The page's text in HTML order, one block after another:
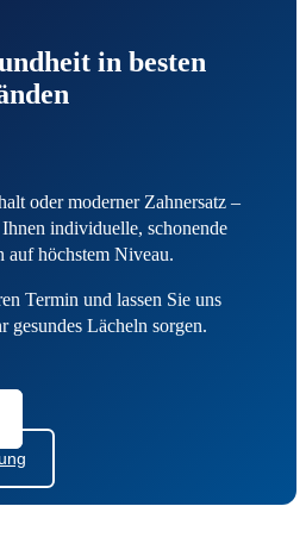
in besten
oder moderner Zahnersatz –
individuelle, schonende
auf höchstem Niveau.
Termin und lassen Sie uns
gesundes Lächeln sorgen.